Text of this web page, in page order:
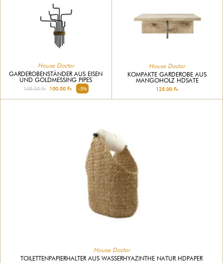
House Doctor
GARDEROBENSTÄNDER AUS EISEN
UND GOLDMESSING PIPES
105.00 Fr.100.00 Fr. -5%
House Doctor
KOMPAKTE GARDEROBE AUS
MANGOHOLZ HDSATE
125.00 Fr.
House Doctor
TOILETTENPAPIERHALTER AUS WASSERHYAZINTHE NATUR HDPAPER